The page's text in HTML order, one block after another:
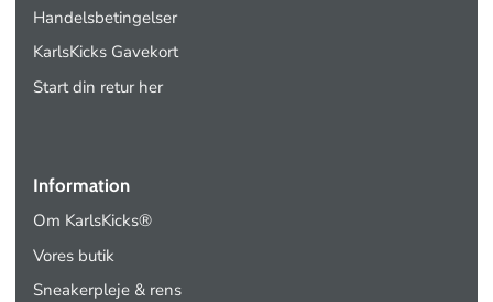
Handelsbetingelser
KarlsKicks Gavekort
Start din retur her
Information
Om KarlsKicks®
Vores butik
Sneakerpleje & rens